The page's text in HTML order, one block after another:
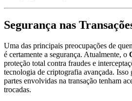
Segurança nas
Uma das principais preocupações de
é certamente a segurança. Atualmente, o
proteção total contra fraudes e
tecnologia de criptografia avançada. Isso
partes envolvidas na transação tenham
trocadas.